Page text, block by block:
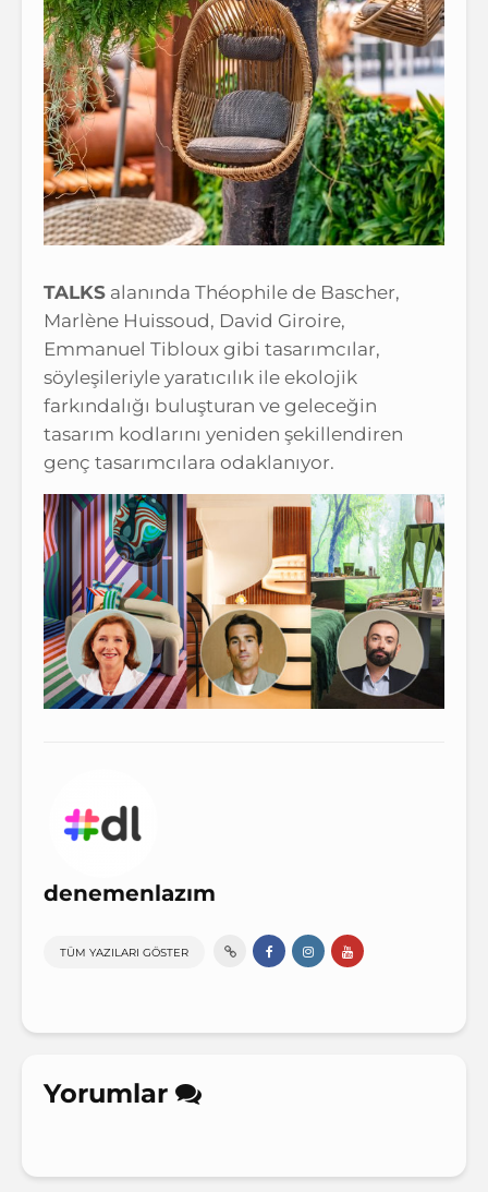
TALKS alanında Théophile de Bascher,
Marlène Huissoud, David Giroire,
Emmanuel Tibloux gibi tasarımcılar,
söyleşileriyle yaratıcılık ile ekolojik
farkındalığı buluşturan ve geleceğin
tasarım kodlarını yeniden şekillendiren
genç tasarımcılara odaklanıyor.
denemenlazım
TÜM YAZILARI GÖSTER
Yorumlar